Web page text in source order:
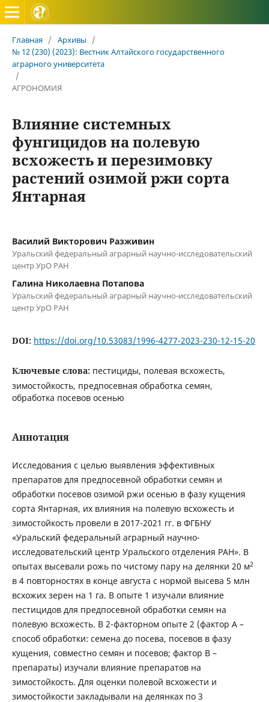
Вестник Алтайского государственного аграрного
Главная / Архивы
/
№ 12 (230) (2023): Вестник Алтайского государственного
аграрного университета
/
АГРОНОМИЯ
Влияние системных
фунгицидов на полевую
всхожесть и перезимовку
растений озимой ржи сорта
Янтарная
Василий Викторович Разживин
Уральский федеральный аграрный научно-исследовательский
центр УрО РАН
Галина Николаевна Потапова
Уральский федеральный аграрный научно-исследовательский
центр УрО РАН
DOI: https://doi.org/10.53083/1996-4277-2023-230-12-15-20
Ключевые слова: пестициды, полевая всхожесть,
зимостойкость, предпосевная обработка семян,
обработка посевов осенью
Аннотация
Исследования с целью выявления эффективных
препаратов для предпосевной обработки семян и
обработки посевов озимой ржи осенью в фазу кущения
сорта Янтарная, их влияния на полевую всхожесть и
зимостойкость провели в 2017-2021 гг. в ФГБНУ
«Уральский федеральный аграрный научно-
исследовательский центр Уральского отделения РАН». В
опытах высевали рожь по чистому пару на делянки 20 м2
в 4 повторностях в конце августа с нормой высева 5 млн
всхожих зерен на 1 га. В опыте 1 изучали влияние
пестицидов для предпосевной обработки семян на
полевую всхожесть. В 2-факторном опыте 2 (фактор А –
способ обработки: семена до посева, посевов в фазу
кущения, совместно семян и посевов; фактор В –
препараты) изучали влияние препаратов на
зимостойкость. Для оценки полевой всхожести и
зимостойкости закладывали на делянках по 3